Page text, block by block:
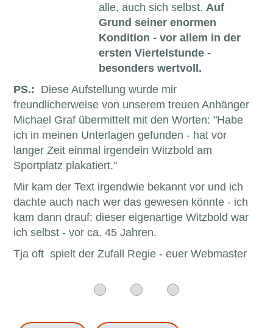
alle, auch sich selbst. Auf
Grund seiner enormen
Kondition - vor allem in der
ersten Viertelstunde -
besonders wertvoll.
PS.: Diese Aufstellung wurde mir
freundlicherweise von unserem treuen Anhänger
Michael Graf übermittelt mit den Worten: "Habe
ich in meinen Unterlagen gefunden - hat vor
langer Zeit einmal irgendein Witzbold am
Sportplatz plakatiert."
Mir kam der Text irgendwie bekannt vor und ich
dachte auch nach wer das gewesen könnte - ich
kam dann drauf: dieser eigenartige Witzbold war
ich selbst - vor ca. 45 Jahren.
Tja oft spielt der Zufall Regie - euer Webmaster